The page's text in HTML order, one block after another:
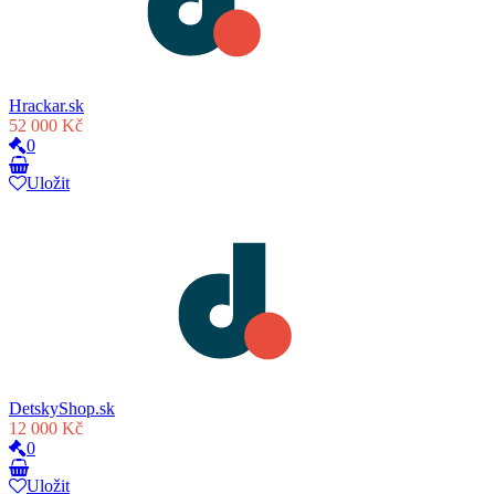
Hrackar.sk
52 000 Kč
0
Uložit
DetskyShop.sk
12 000 Kč
0
Uložit